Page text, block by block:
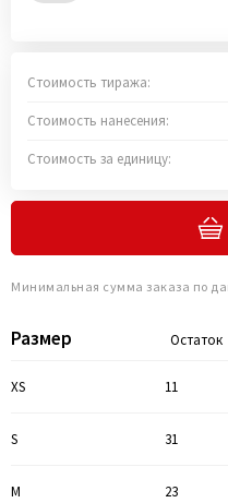
Размер Остаток
XS 11
S 31
M 23
Стоимость тиража:
Стоимость нанесения:
Стоимость за единицу:
Минимальная сумма заказа по